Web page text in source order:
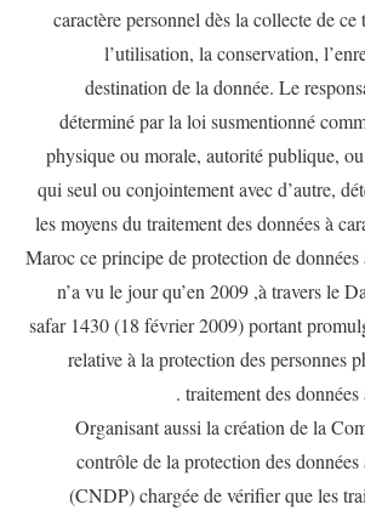
caractère personnel dès la collecte de
l’utilisation, la conservation,
destination de la donnée. Le
déterminé par la loi susmentionné
physique ou morale, autorité publique,
qui seul ou conjointement avec d’autre,
les moyens du traitement des données à
Maroc ce principe de protection de données
n’a vu le jour qu’en 2009 ,à travers le
safar 1430 (18 février 2009) portant
relative à la protection des personnes
traitement des données
Organisant aussi la création de la
contrôle de la protection des données
(CNDP) chargée de vérifier que les